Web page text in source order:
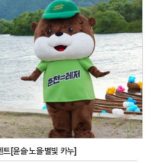
[윤슬·노을·별빛 카누]